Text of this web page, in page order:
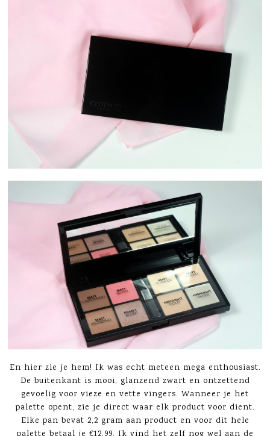
En hier zie je hem! Ik was echt meteen mega enthousiast.
De buitenkant is mooi, glanzend zwart en ontzettend
gevoelig voor vieze en vette vingers. Wanneer je het
palette opent, zie je direct waar elk product voor dient.
Elke pan bevat 2,2 gram aan product en voor dit hele